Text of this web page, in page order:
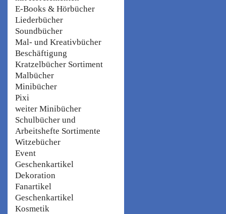
E-Books & Hörbücher
Liederbücher
Soundbücher
Mal- und Kreativbücher
Beschäftigung
Kratzelbücher Sortiment
Malbücher
Minibücher
Pixi
weiter Minibücher
Schulbücher und
Arbeitshefte Sortimente
Witzebücher
Event
Geschenkartikel
Dekoration
Fanartikel
Geschenkartikel
Kosmetik